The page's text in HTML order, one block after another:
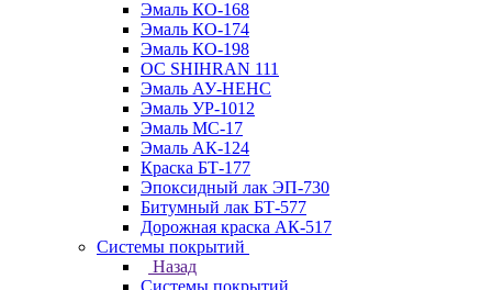
Эмаль КО-168
Эмаль КО-174
Эмаль КО-198
ОС SHIHRAN 111
Эмаль АУ-НЕНС
Эмаль УР-1012
Эмаль МС-17
Эмаль АК-124
Краска БТ-177
Эпоксидный лак ЭП-730
Битумный лак БТ-577
Дорожная краска АК-517
Системы покрытий
Назад
Системы покрытий